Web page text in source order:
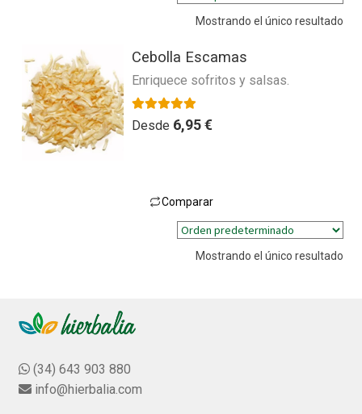
Mostrando el único resultado
Cebolla Escamas
Enriquece sofritos y salsas.
Valorado con5.00
Desde 6,95€
Comparar
Este
producto
tieneMostrando el único resultado
(34) 643 903 880
info@hierbalia.com